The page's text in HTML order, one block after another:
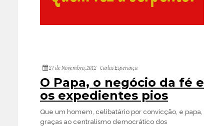
27 de Novembro, 2012 Carlos Esperança
O Papa, o negócio da fé e
os expedientes pios
Que um homem, celibatário por convicção, e papa,
graças ao centralismo democrático dos